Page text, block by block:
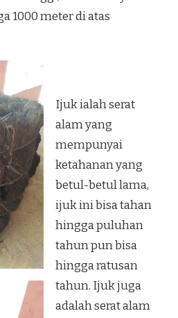
1000 meter di atas
Ijuk ialah serat
alam yang
mempunyai
ketahanan yang
betul-betul lama,
ijuk ini bisa tahan
hingga puluhan
tahun pun bisa
hingga ratusan
tahun. Ijuk juga
adalah serat alam